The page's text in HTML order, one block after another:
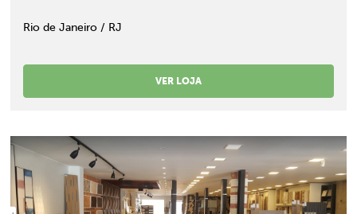
Rio de Janeiro / RJ
VER LOJA